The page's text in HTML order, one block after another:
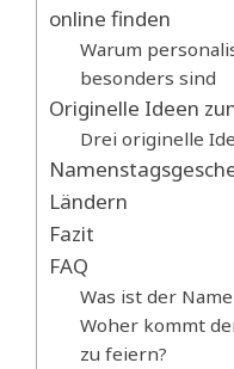
online finden
Warum
besonders sind
Originelle Ideen
Drei originelle
Ländern
Fazit
FAQ
Was ist der
Woher kommt
zu feiern?